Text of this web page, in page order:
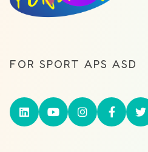
FOR SPORT APS ASD